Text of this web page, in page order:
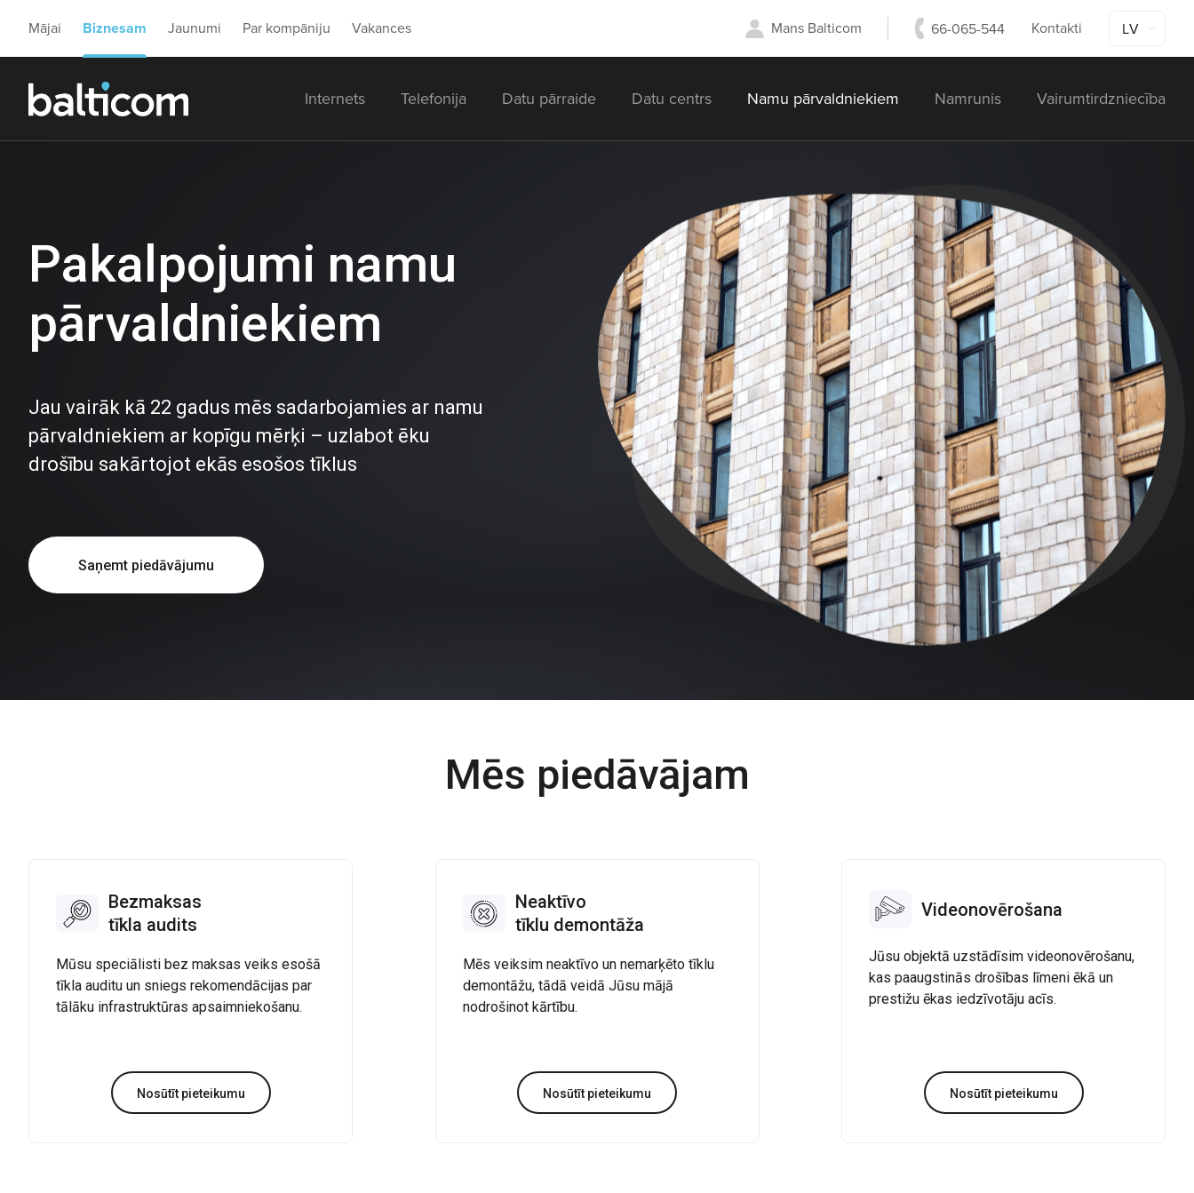
Mājai Biznesam Jaunumi Par kompāniju Vakances Mans Balticom 66-065-544 Kontakti LV
Internets Telefonija Datu pārraide Datu centrs Namu pārvaldniekiem Namrunis Vairumtirdzniecība
Pakalpojumi namu
pārvaldniekiem
Jau vairāk kā 22 gadus mēs sadarbojamies ar namu
pārvaldniekiem ar kopīgu mērķi – uzlabot ēku
drošību sakārtojot ekās esošos tīklus
Saņemt piedāvājumu
Mēs piedāvājam
Bezmaksas
tīkla audits
Mūsu speciālisti bez maksas veiks esošā
tīkla auditu un sniegs rekomendācijas par
tālāku infrastruktūras apsaimniekošanu.
Nosūtīt pieteikumu
Neaktīvo
tīklu demontāža
Mēs veiksim neaktīvo un nemarķēto tīklu
demontāžu, tādā veidā Jūsu mājā
nodrošinot kārtību.
Nosūtīt pieteikumu
Videonovērošana
Jūsu objektā uzstādīsim videonovērošanu,
kas paaugstinās drošības līmeni ēkā un
prestižu ēkas iedzīvotāju acīs.
Nosūtīt pieteikumu